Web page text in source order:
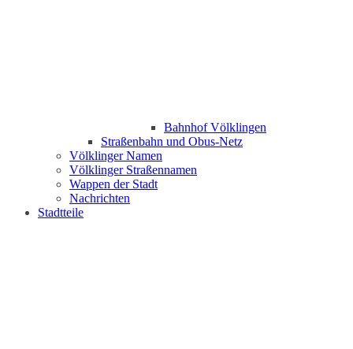
Bahnhof Völklingen
Straßenbahn und Obus-Netz
Völklinger Namen
Völklinger Straßennamen
Wappen der Stadt
Nachrichten
Stadtteile